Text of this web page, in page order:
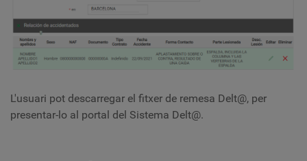
L'usuari pot descarregar el fitxer de remesa Delt@, per
presentar-lo al portal del Sistema Delt@.